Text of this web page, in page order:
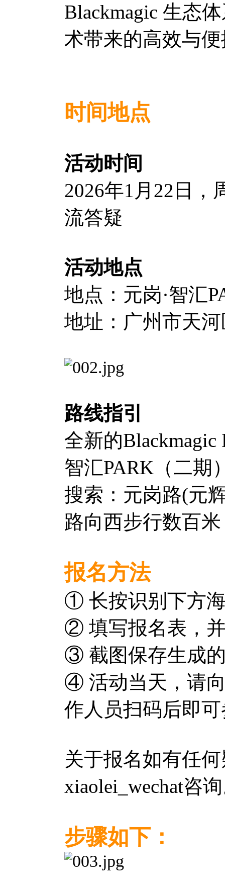
Blackmagic 生态
术带来的高效与
时间地点
活动时间
2026年1月22日，
流答疑
活动地点
地点：元岗·智汇
地址：广州市天
路线指引
全新的Blackmagic
智汇PARK（二期
搜索：元岗路(元
路向西步行数百
报名方法
① 长按识别下方
② 填写报名表，
③ 截图保存生成
④ 活动当天，请
作人员扫码后即
关于报名如有任
xiaolei_wechat咨
步骤如下：